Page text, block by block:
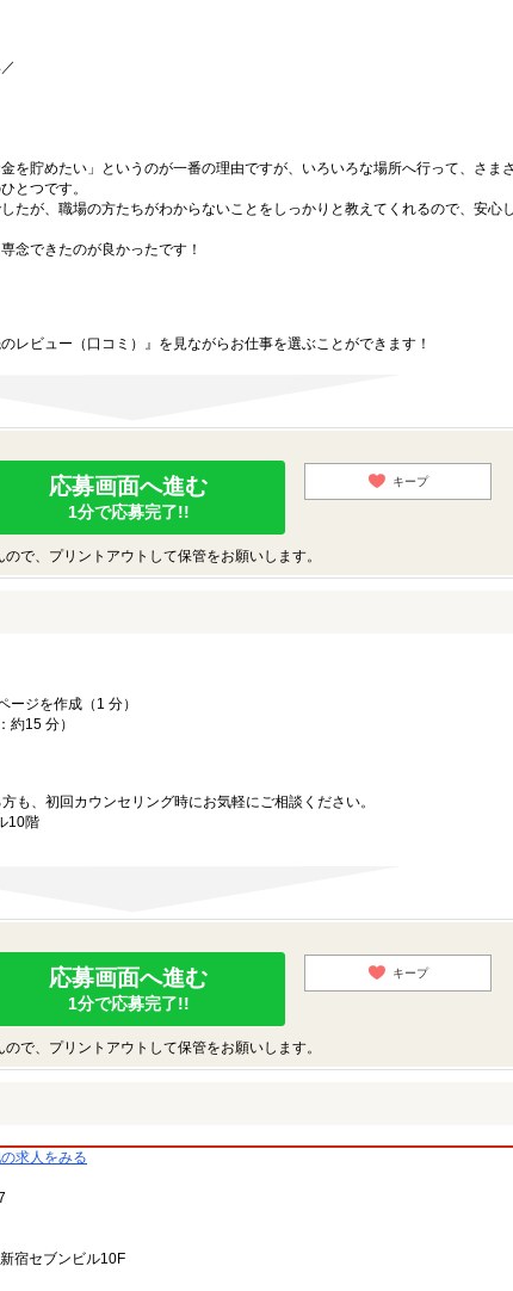
を貯めたい」というのが一番の理由ですが、いろいろな場所へ行って、さま
とつです。
たが、職場の方たちがわからないことをしっかりと教えてくれるので、安心
念できたのが良かったです！
レビュー（口コミ）』を見ながらお仕事を選ぶことができます！
応募画面へ進む
1分で応募完了!!
キープ
で、プリントアウトして保管をお願いします。
ジを作成（1 分）
約15 分）
も、初回カウンセリング時にお気軽にご相談ください。
10階
応募画面へ進む
1分で応募完了!!
キープ
で、プリントアウトして保管をお願いします。
求人をみる
宿セブンビル10F